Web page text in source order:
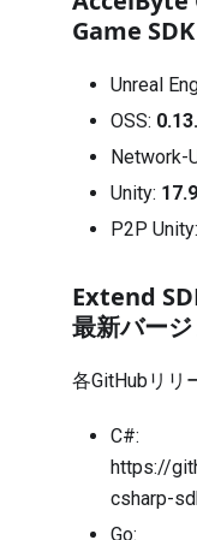
Game SDK
Unreal
OSS:
Network-
Unity:
P2P Unity:
Extend
最新バー
各GitHubリリ
C#:
https://
csharp-
Go: